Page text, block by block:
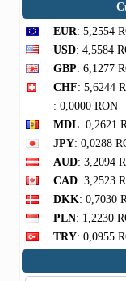
EUR: 5,2554
USD: 4,5584
GBP: 6,1277
CHF: 5,6244
: 0,0000 RON
MDL: 0,2621
JPY: 0,0288
AUD: 3,2094
CAD: 3,2523
DKK: 0,7030
PLN: 1,2230
TRY: 0,0955